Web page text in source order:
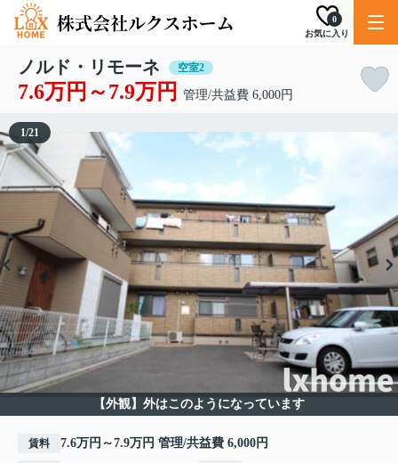
お気に入り
0
ノルド・リモーネ 空室2
7.6万円～7.9万円 管理/共益費 6,000円
【外観】外はこのようになっています
1/21
賃料 7.6万円～7.9万円 管理/共益費 6,000円